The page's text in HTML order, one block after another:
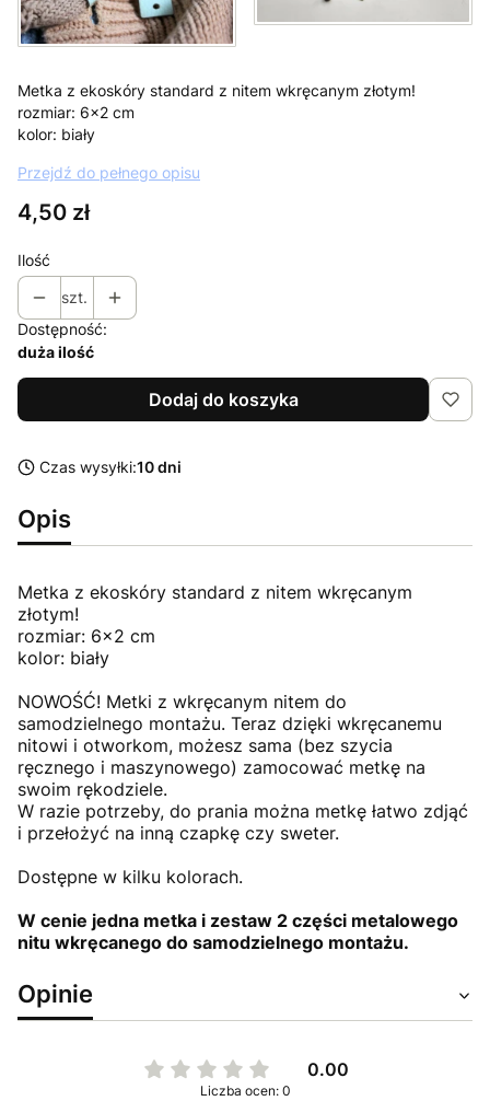
Metka z ekoskóry standard z nitem wkręcanym złotym!
rozmiar: 6x2 cm
kolor: biały
Przejdź do pełnego opisu
Cena
4,50 zł
Ilość
szt.
Dostępność:
duża ilość
Dodaj do koszyka
Czas wysyłki:10 dni
Opis
Metka z ekoskóry standard z nitem wkręcanym
złotym!
rozmiar: 6x2 cm
kolor: biały
NOWOŚĆ! Metki z wkręcanym nitem do
samodzielnego montażu. Teraz dzięki wkręcanemu
nitowi i otworkom, możesz sama (bez szycia
ręcznego i maszynowego) zamocować metkę na
swoim rękodziele.
W razie potrzeby, do prania można metkę łatwo zdjąć
i przełożyć na inną czapkę czy sweter.
Dostępne w kilku kolorach.
W cenie jedna metka i zestaw 2 części metalowego
nitu wkręcanego do samodzielnego montażu.
Opinie
0.00
Liczba ocen: 0